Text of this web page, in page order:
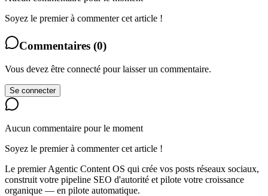
Soyez le premier à commenter cet article !
Commentaires (0)
Vous devez être connecté pour laisser un commentaire.
Se connecter
Aucun commentaire pour le moment
Soyez le premier à commenter cet article !
Le premier Agentic Content OS qui crée vos posts réseaux sociaux,
construit votre pipeline SEO d'autorité et pilote votre croissance
organique — en pilote automatique.